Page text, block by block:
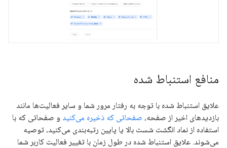
منافع استنباط شده
علایق استنباط شده با توجه به رفتار مرور شما و سایر فعالیت‌ها مانند
بازدیدهای اخیر از صفحه، صفحاتی که ذخیره می‌کنید و صفحاتی که با
استفاده از نماد انگشت شست بالا یا پایین رتبه‌بندی می‌کنید، توصیه
می‌شوند. علایق استنباط شده در طول زمان با تغییر فعالیت کاربر شما